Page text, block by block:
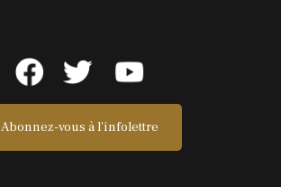
Abonnez-vous à l'infolettre